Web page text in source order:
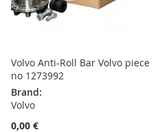
Volvo Anti-Roll Bar Volvo piece
no 1273992
Brand:
Volvo
0,00 €